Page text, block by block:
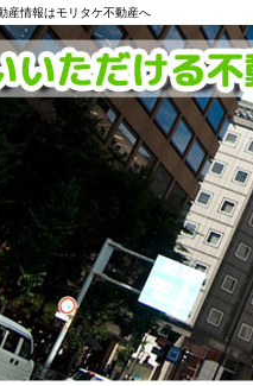
産情報はモリタケ不動産へ